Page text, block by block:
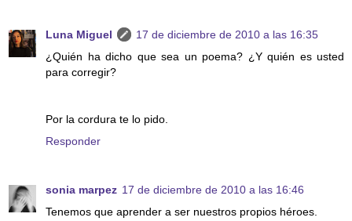
Luna Miguel
17 de diciembre de 2010 a las 16:35
¿Quién ha dicho que sea un poema? ¿Y quién es usted
para corregir?
Por la cordura te lo pido.
Responder
sonia marpez 17 de diciembre de 2010 a las 16:46
Tenemos que aprender a ser nuestros propios héroes.